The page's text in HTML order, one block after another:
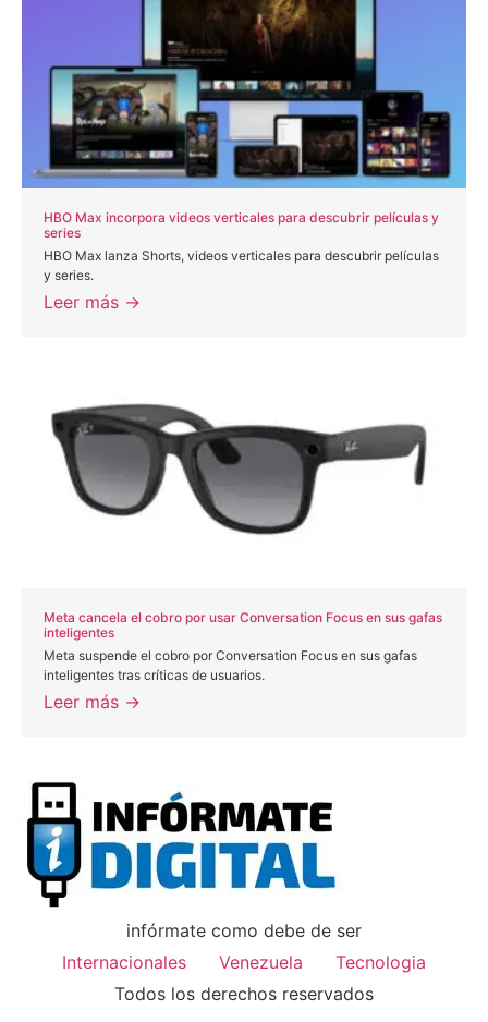
HBO Max incorpora videos verticales para descubrir películas y
series
HBO Max lanza Shorts, videos verticales para descubrir películas
y series.
Leer más →
Meta cancela el cobro por usar Conversation Focus en sus gafas
inteligentes
Meta suspende el cobro por Conversation Focus en sus gafas
inteligentes tras críticas de usuarios.
Leer más →
infórmate como debe de ser
Internacionales
Venezuela
Tecnologia
Todos los derechos reservados